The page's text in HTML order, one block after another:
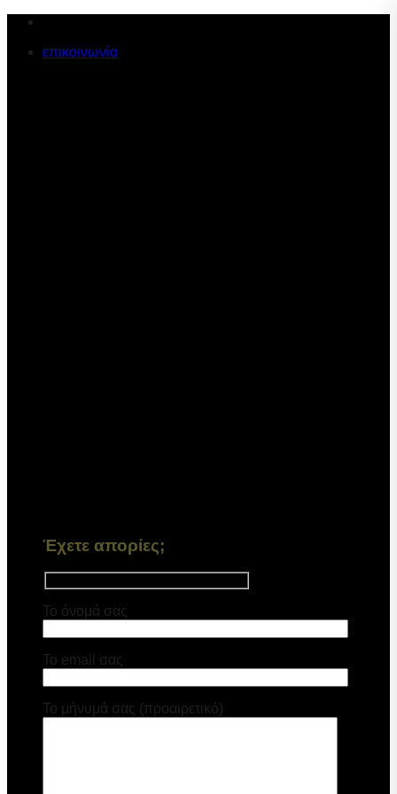
Μετάβαση
περιεχόμενο
επικοινωνία
Έχετε απορίες;
Το όνομά σας
Το email σας
Το μήνυμά σας (προαιρετικό)